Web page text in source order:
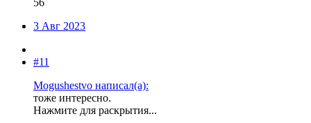
3 Авг 2023
#11
Mogushestvo написал(а):
тоже интересно.
Нажмите для раскрытия...